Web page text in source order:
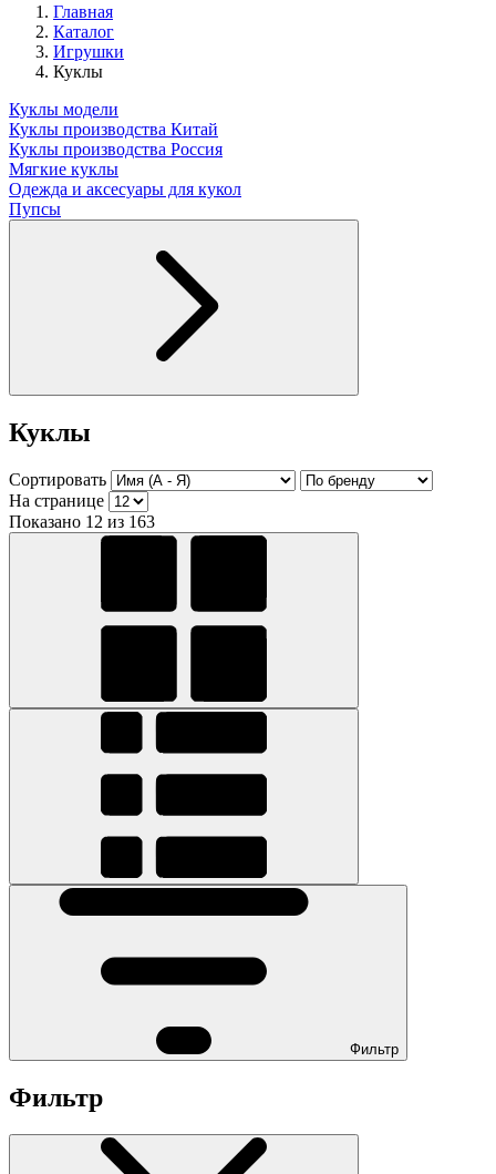
Главная
Каталог
Игрушки
Куклы
Куклы модели
Куклы производства Китай
Куклы производства Россия
Мягкие куклы
Одежда и аксесуары для кукол
Пупсы
Куклы
Сортировать
На странице
Показано 12 из 163
Фильтр
Фильтр